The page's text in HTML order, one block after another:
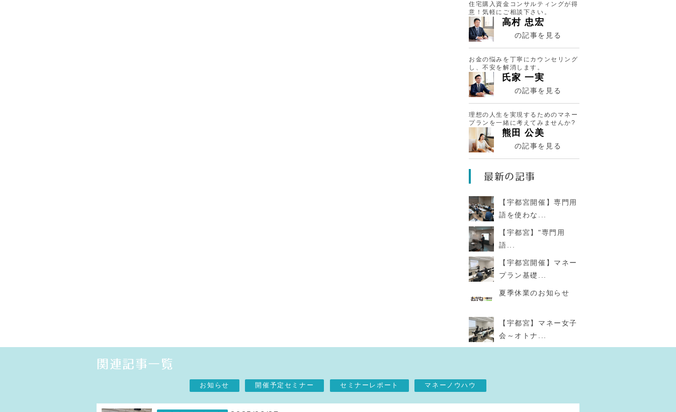
住宅購入資金コンサルティングが得
意！気軽にご相談下さい。
高村 忠宏
の記事を見る
お金の悩みを丁寧にカウンセリング
し、不安を解消します。
氏家 一実
の記事を見る
理想の人生を実現するためのマネー
プランを一緒に考えてみませんか?
熊田 公美
の記事を見る
最新の記事
【宇都宮開催】専門用
語を使わな...
【宇都宮】"専門用
語...
【宇都宮開催】マネー
プラン基礎...
夏季休業のお知らせ
【宇都宮】マネー女子
会～オトナ...
関連記事一覧
お知らせ 開催予定セミナー セミナーレポート マネーノウハウ